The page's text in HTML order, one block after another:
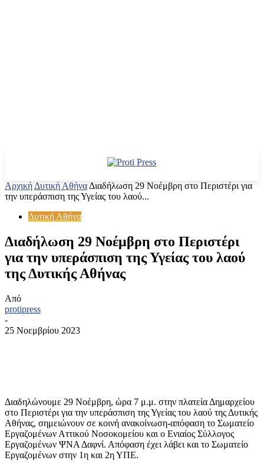
Αρχική Δυτική Αθήνα Διαδήλωση 29 Νοέμβρη στο Περιστέρι για
την υπεράσπιση της Υγείας του λαού...
Δυτική Αθήνα
Διαδήλωση 29 Νοέμβρη στο Περιστέρι
για την υπεράσπιση της Υγείας του λαού
της Δυτικής Αθήνας
Από
protipress
-
25 Νοεμβρίου 2023
Διαδηλώνουμε 29 Νοέμβρη, ώρα 7 μ.μ. στην πλατεία Δημαρχείου
στο Περιστέρι για την υπεράσπιση της Υγείας του λαού της Δυτικής
Αθήνας, σημειώνουν σε κοινή ανακοίνωση-απόφαση το Σωματείο
Εργαζομένων Αττικού Νοσοκομείου και ο Ενιαίος Σύλλογος
Εργαζομένων ΨΝΑ Δαφνί. Απόφαση έχει λάβει και το Σωματείο
Εργαζομένων στην 1η και 2η ΥΠΕ.